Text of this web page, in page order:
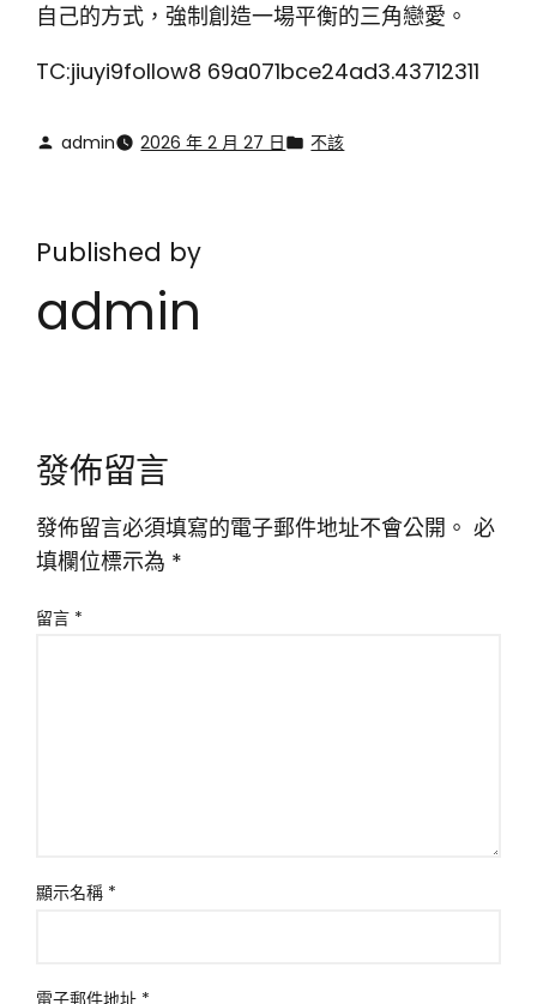
自己的方式，強制創造一場平衡的三角戀愛。
TC:jiuyi9follow8 69a071bce24ad3.43712311
admin 2026 年 2 月 27 日 不該
Published by
admin
發佈留言
發佈留言必須填寫的電子郵件地址不會公開。 必
填欄位標示為 *
留言 *
顯示名稱 *